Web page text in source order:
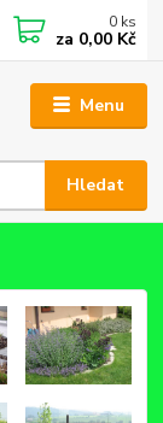
Menu
Hledat
0 ks
za 0,00 Kč